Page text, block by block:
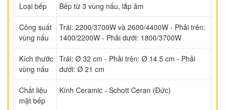
Loại bếp Bếp từ 3 vùng nấu, lắp âm
Công suất
vùng nấu
Trái: 2200/3700W và 2600/4400W - Phải trên:
1400/2200W - Phải dưới: 1800/3700W
Kích thước
vùng nấu
Trái: Ø 32 cm - Phải trên: Ø 14.5 cm - Phải
dưới: Ø 21 cm
Chất liệu
mặt bếp
Kính Ceramic - Schott Ceran (Đức)